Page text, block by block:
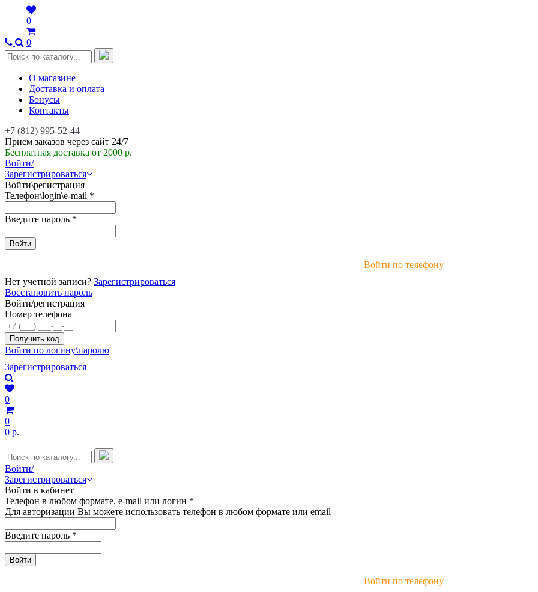
0
0
О магазине
Доставка и оплата
Бонусы
Контакты
+7 (812) 995-52-44
Прием заказов через сайт 24/7
Бесплатная доставка от 2000 р.
Войти/
Зарегистрироваться
Войти\регистрация
Телефон\login\e-mail *
Введите пароль *
Войти по телефону
Нет учетной записи? Зарегистрироваться
Восстановить пароль
Войти/регистрация
Номер телефона
Войти по логину\паролю
Зарегистрироваться
0
0
0 р.
Войти/
Зарегистрироваться
Войти в кабинет
Телефон в любом формате, e-mail или логин *
Для авторизации Вы можете использовать телефон в любом формате или email
Введите пароль *
Войти по телефону